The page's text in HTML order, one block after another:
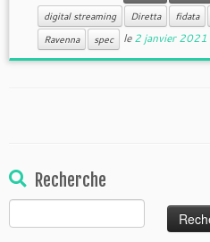
digital streaming
Diretta fidata
Ravenna
spec le2 janvier 2021
Recherche